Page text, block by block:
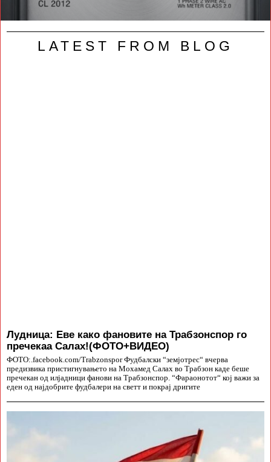
LATEST FROM BLOG
Лудница: Еве како фановите на Трабзонспор го
пречекаа Салах!(ФОТО+ВИДЕО)
ФОТО:.facebook.com/Trabzonspor Фудбалски “земјотрес“ вчерва
предизвика пристигнувањето на Мохамед Салах во Трабзон каде беше
пречекан од илјадници фанови на Трабзонспор. “Фараонотот“ кој важи за
еден од најдобрите фудбалери на светт и покрај дригите